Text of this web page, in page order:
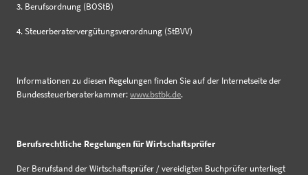
3. Berufsordnung (BOStB)
4. Steuerberatervergütungsverordnung (StBVV)
Informationen zu diesen Regelungen finden Sie auf der Internetseite der
Bundessteuerberaterkammer:www.bstbk.de.
Berufsrechtliche Regelungen für Wirtschaftsprüfer
Der Berufstand der Wirtschaftsprüfer / vereidigten Buchprüfer unterliegt